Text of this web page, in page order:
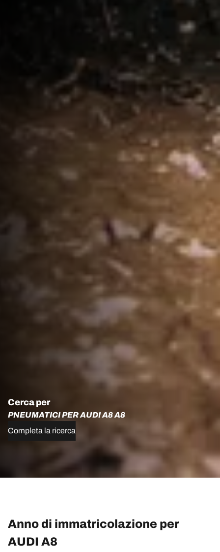
Cerca per
PNEUMATICI PER AUDI A8 A8
Completa la ricerca
Anno di immatricolazione per
AUDI A8